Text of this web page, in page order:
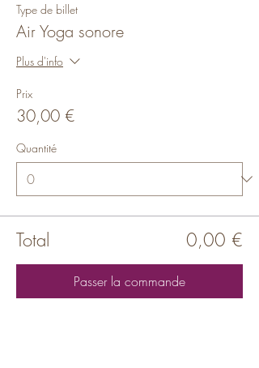
Type de billet
Air Yoga sonore
Plus d'info
Prix
30,00 €
Quantité
Total 0,00 €
Passer la commande